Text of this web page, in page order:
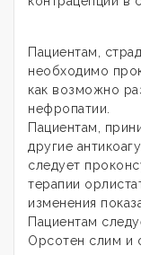
Пациентам,
необходимо
как возможно
нефропатии.
Пациентам,
другие
следует
терапии
изменения
Пациентам
Орсотен слим и